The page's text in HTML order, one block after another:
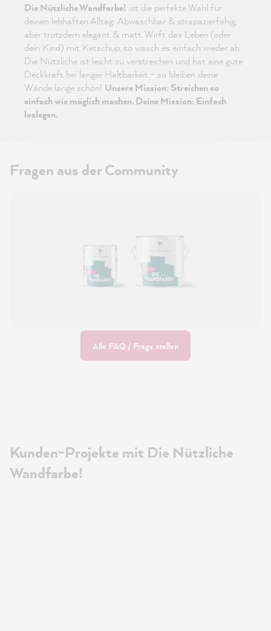
Die Nützliche Wandfarbe! ist die perfekte Wahl für
deinen lebhaften Alltag: Abwaschbar & strapazierfähig,
aber trotzdem elegant & matt. Wirft das Leben (oder
dein Kind) mit Ketschup, so wasch es einfach wieder ab.
Die Nützliche ist leicht zu verstreichen und hat eine gute
Deckkraft bei langer Haltbarkeit - so bleiben deine
Wände lange schön! Unsere Mission: Streichen so
einfach wie möglich machen. Deine Mission: Einfach
loslegen.
Fragen aus der Community
Alle FAQ / Frage stellen
Kunden-Projekte mit Die Nützliche
Wandfarbe!